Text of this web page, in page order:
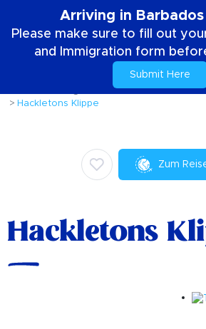
Arriving in Barbados
Please make sure to fill out
and Immigration form
Submit Here
Dinge die zu tun sind
Hackletons Klippe
Zum
Hackletons